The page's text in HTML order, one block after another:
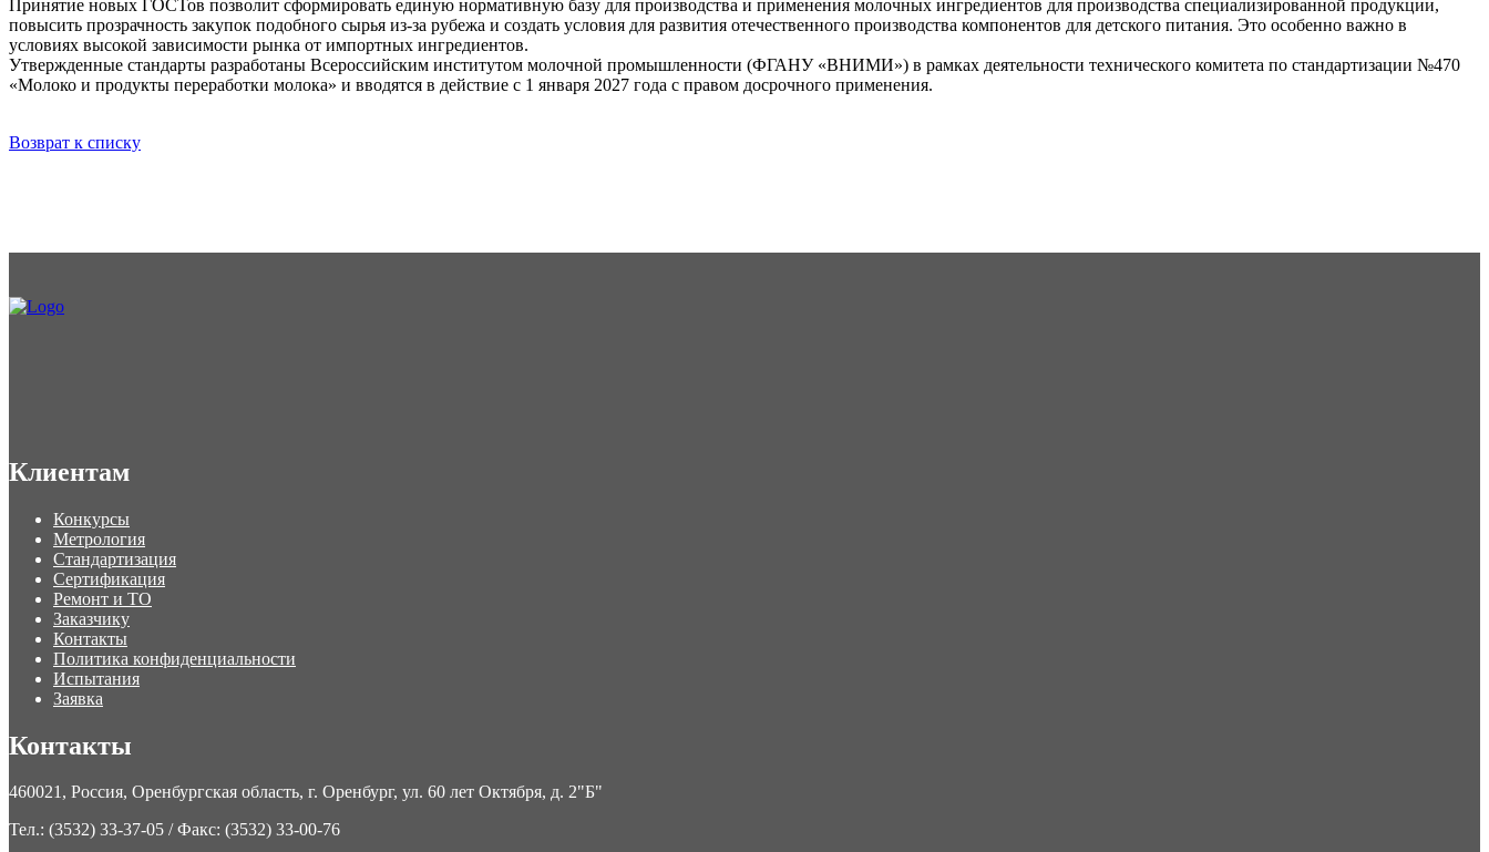
Принятие новых ГОСТов позволит сформировать единую нормативную базу для производства и применения молочных ингредиентов для производства специализированной продукции,
повысить прозрачность закупок подобного сырья из-за рубежа и создать условия для развития отечественного производства компонентов для детского питания. Это особенно важно в
условиях высокой зависимости рынка от импортных ингредиентов.
Утвержденные стандарты разработаны Всероссийским институтом молочной промышленности (ФГАНУ «ВНИМИ») в рамках деятельности технического комитета по стандартизации №470
«Молоко и продукты переработки молока» и вводятся в действие с 1 января 2027 года с правом досрочного применения.
Возврат к списку
Клиентам
Конкурсы
Метрология
Стандартизация
Сертификация
Ремонт и ТО
Заказчику
Контакты
Политика конфиденциальности
Испытания
Заявка
Контакты
460021, Россия, Оренбургская область, г. Оренбург, ул. 60 лет Октября, д. 2"Б"
Тел.: (3532) 33-37-05 / Факс: (3532) 33-00-76